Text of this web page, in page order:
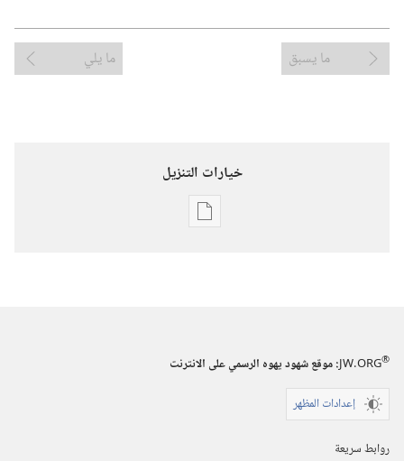
ما يسبق ما يلي
خيارات التنزيل
خيارات
أبريل‏
JW.ORG®
:‏ موقع شهود يهوه الرسمي على الانترنت
إعدادات المظهر
روابط سريعة